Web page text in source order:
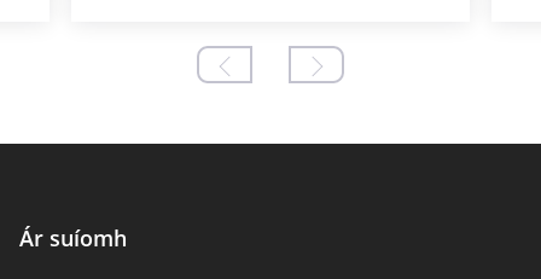
Ár suíomh